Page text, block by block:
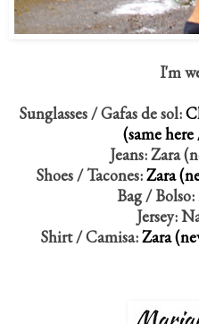
I'm
Sunglasses / Gafas de sol:
(same
Jeans: Zara
Shoes / Tacones:Zara
Bag /
Jersey:
Shirt / Camisa:Zara